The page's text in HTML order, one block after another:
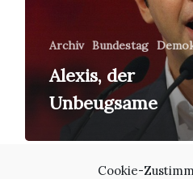
Cookie-
Archiv Bundestag
Alexis, der
Unbeugsame